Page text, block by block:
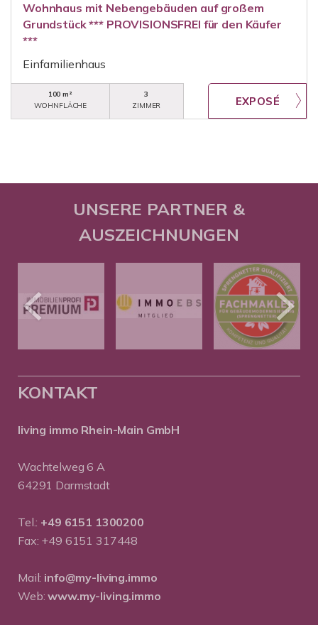
Wohnhaus mit Nebengebäuden auf großem
Grundstück *** PROVISIONSFREI für den Käufer
***
Einfamilienhaus
100 m²
WOHNFLÄCHE
3
ZIMMER
UNSERE PARTNER &
AUSZEICHNUNGEN
KONTAKT
living immo Rhein-Main GmbH
Wachtelweg 6 A
64291 Darmstadt
Tel.: +49 6151 1300200
Fax: +49 6151 317448
Mail: info@my-living.immo
Web:www.my-living.immo